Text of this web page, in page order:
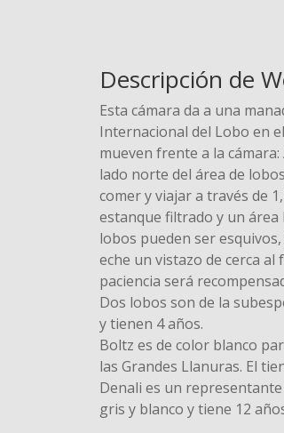
Descripción de
Esta cámara da a una
Internacional del Lobo en
mueven frente a la cámara:
lado norte del área de
comer y viajar a través de
estanque filtrado y un área
lobos pueden ser
eche un vistazo de cerca
paciencia será
Dos lobos son de la
y tienen 4 años.
Boltz es de color blanco
las Grandes Llanuras. El
Denali es un
gris y blanco y tiene 12